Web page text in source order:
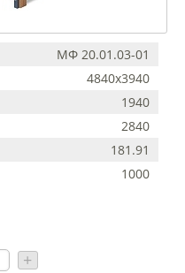
МФ 20.01.03-01
4840х3940
1940
2840
181.91
1000
+